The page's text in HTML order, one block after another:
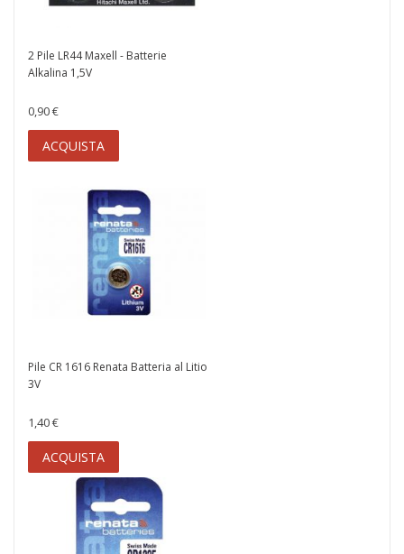
2 Pile LR44 Maxell - Batterie
Alkalina 1,5V
0,90 €
ACQUISTA
Pile CR 1616 Renata Batteria al Litio
3V
1,40 €
ACQUISTA